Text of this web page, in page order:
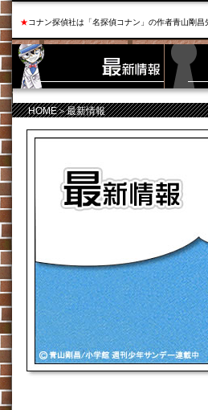
★コナン探偵社は「名探偵コナン」の作者青山剛
HOME＞最新情報